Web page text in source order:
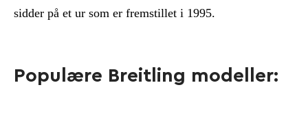
sidder på et ur som er fremstillet i 1995.
Populære Breitling modeller: